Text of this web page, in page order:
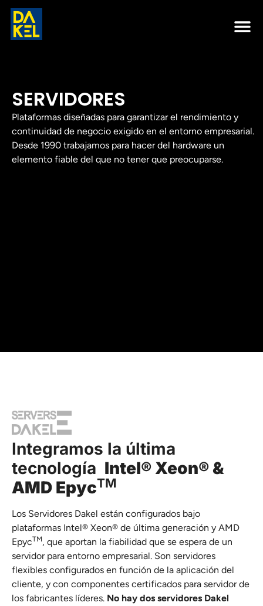
SERVIDORES
Plataformas diseñadas para garantizar el rendimiento y
continuidad de negocio exigido en el entorno empresarial.
Desde 1990 trabajamos para hacer del hardware un
elemento fiable del que no tener que preocuparse.
Integramos la última
tecnología Intel® Xeon® &
AMD EpycTM
Los Servidores Dakel están configurados bajo
plataformas Intel® Xeon® de última generación y AMD
EpycTM, que aportan la fiabilidad que se espera de un
servidor para entorno empresarial. Son servidores
flexibles configurados en función de la aplicación del
cliente, y con componentes certificados para servidor de
los fabricantes líderes. No hay dos servidores Dakel